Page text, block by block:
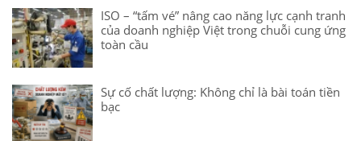
ISO – “tấm vé” nâng cao năng lực cạnh tranh
của doanh nghiệp Việt trong chuỗi cung ứng
toàn cầu
Sự cố chất lượng: Không chỉ là bài toán tiền
bạc